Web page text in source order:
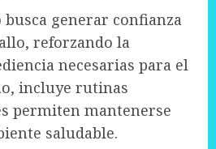
generar confianza
reforzando la
necesarias para el
incluye rutinas
permiten mantenerse
saludable.